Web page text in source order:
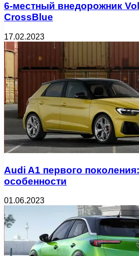
6-местный внедорожник
CrossBlue
17.02.2023
Audi A1 первого
особенности
01.06.2023